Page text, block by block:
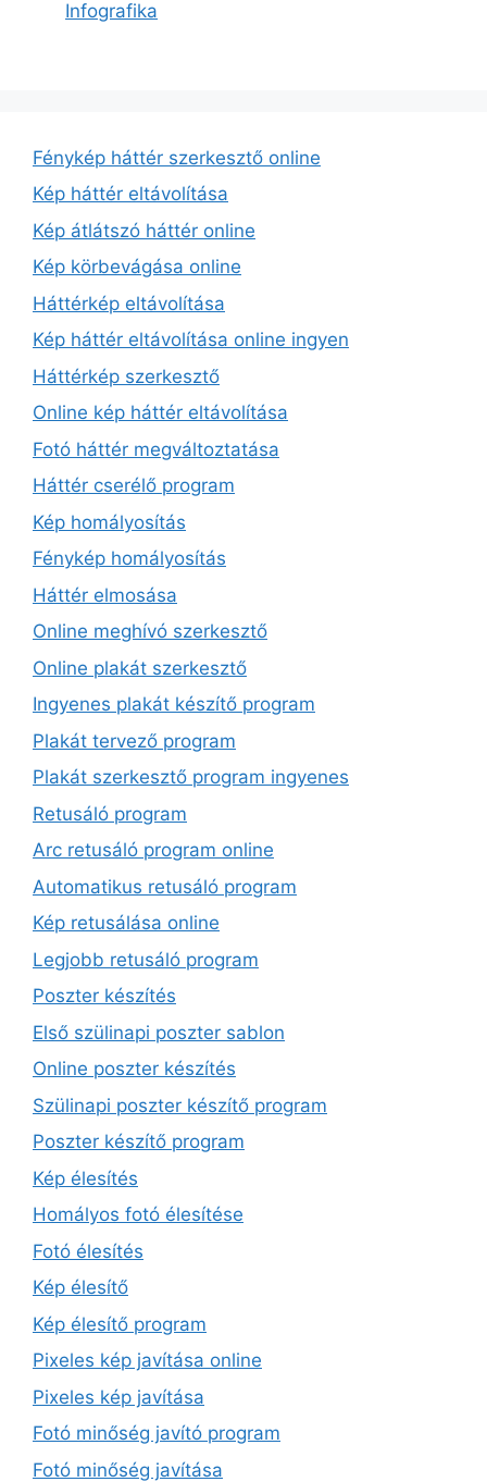
Infografika
Fénykép háttér szerkesztő online
Kép háttér eltávolítása
Kép átlátszó háttér online
Kép körbevágása online
Háttérkép eltávolítása
Kép háttér eltávolítása online ingyen
Háttérkép szerkesztő
Online kép háttér eltávolítása
Fotó háttér megváltoztatása
Háttér cserélő program
Kép homályosítás
Fénykép homályosítás
Háttér elmosása
Online meghívó szerkesztő
Online plakát szerkesztő
Ingyenes plakát készítő program
Plakát tervező program
Plakát szerkesztő program ingyenes
Retusáló program
Arc retusáló program online
Automatikus retusáló program
Kép retusálása online
Legjobb retusáló program
Poszter készítés
Első szülinapi poszter sablon
Online poszter készítés
Szülinapi poszter készítő program
Poszter készítő program
Kép élesítés
Homályos fotó élesítése
Fotó élesítés
Kép élesítő
Kép élesítő program
Pixeles kép javítása online
Pixeles kép javítása
Fotó minőség javító program
Fotó minőség javítása